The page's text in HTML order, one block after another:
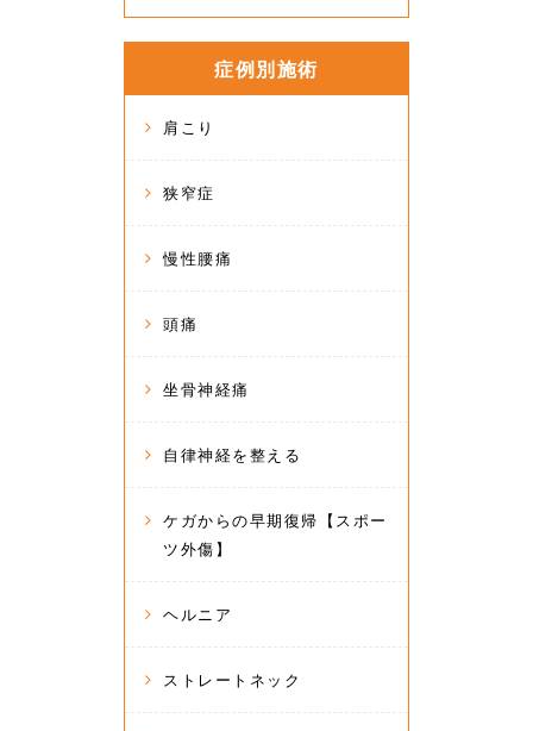
症例別施術
肩こり
狭窄症
慢性腰痛
頭痛
坐骨神経痛
自律神経を整える
ケガからの早期復帰【スポー
ツ外傷】
ヘルニア
ストレートネック